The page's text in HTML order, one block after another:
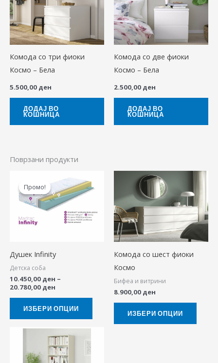
Комода со три фиоки
Космо – Бела
5.500,00 ден
ДОДАЈ ВО
КОШНИЦА
Комода со две фиоки
Космо – Бела
2.500,00 ден
ДОДАЈ ВО
КОШНИЦА
Поврзани продукти
Промо!
Промо!
Душек Infinity
Детска соба
10.450,00 ден –
20.780,00 ден
range:
10.450,00 ден
through
20.780,00 ден
ИЗБЕРИ ОПЦИИ
product
multiple
variants.
options
chosen
the
Комода со шест фиоки
Космо
Бифеа и витрини
8.900,00 ден
ИЗБЕРИ ОПЦИИ
This
has
The